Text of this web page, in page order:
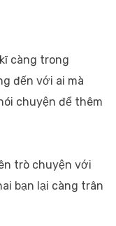
càng trong
đến với ai mà
chuyện để thêm
trò chuyện với
bạn lại càng trân